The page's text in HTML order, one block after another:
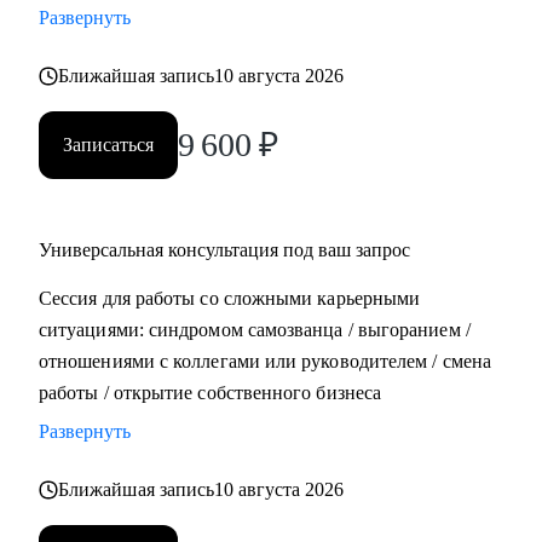
• Составить план роста до позиции руководителя
Кому могу помочь:
• Всем, кто хочет строить карьеру за рубежом
• Руководителям и тем, кто хочет дорасти до
управленческих позиций
уровня
Развернуть
Ближайшая запись10 августа 2026
Записаться 9 600 ₽
Универсальная консультация под ваш запрос
Сессия для работы со сложными карьерными
ситуациями: синдромом самозванца / выгоранием /
отношениями с коллегами или руководителем / смена
работы / открытие собственного бизнеса
Развернуть
Ближайшая запись10 августа 2026